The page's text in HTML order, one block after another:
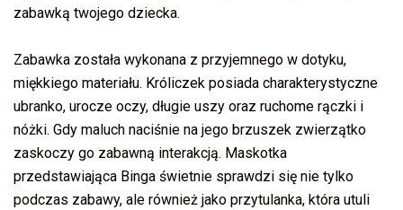
zabawką twojego dziecka.
Zabawka została wykonana z przyjemnego w dotyku,
miękkiego materiału. Króliczek posiada charakterystyczne
ubranko, urocze oczy, długie uszy oraz ruchome rączki i
nóżki. Gdy maluch naciśnie na jego brzuszek zwierzątko
zaskoczy go zabawną interakcją. Maskotka
przedstawiająca Binga świetnie sprawdzi się nie tylko
podczas zabawy, ale również jako przytulanka, która utuli